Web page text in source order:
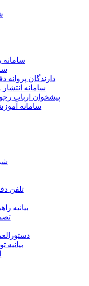
دارندگان پروانه
سامانه
پیشخوان ارباب
سامانه
تلفن
بیانیه